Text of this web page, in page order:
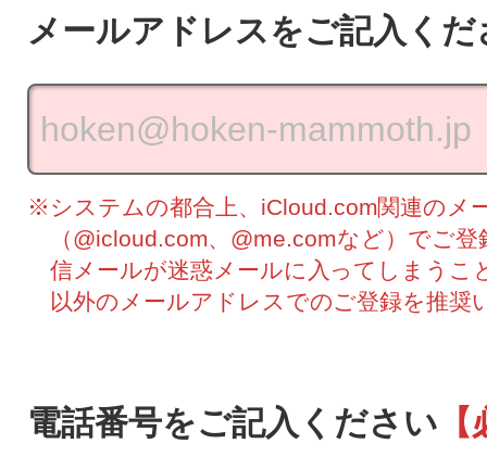
メールアドレスをご記入くだ
※システムの都合上、iCloud.com関連のメ
（@icloud.com、@me.comなど）でご
信メールが迷惑メールに入ってしまうこ
以外のメールアドレスでのご登録を推奨
電話番号をご記入ください